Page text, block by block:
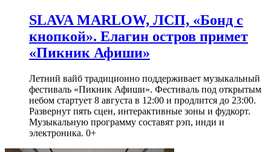
SLAVA MARLOW, ЛСП, «Бонд с
кнопкой». Елагин остров примет
«Пикник Афиши»
Летний вайб традиционно поддерживает музыкальный
фестиваль «Пикник Афиши». Фестиваль под открытым
небом стартует 8 августа в 12:00 и продлится до 23:00.
Развернут пять сцен, интерактивные зоны и фудкорт.
Музыкальную программу составят рэп, инди и
электроника. 0+